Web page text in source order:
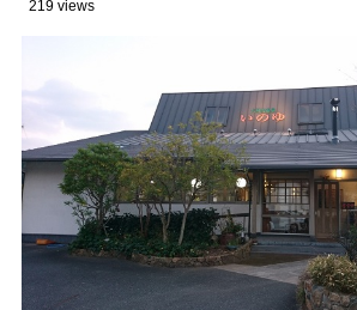
219 views
4 「いのゆ」館内の様子やその他施設は
アメニティーなどは
4.3 ロビー
5 大河内温泉「いのゆ」へのアクセス
6 大河内温泉「いのゆ」施設情報
まとめ